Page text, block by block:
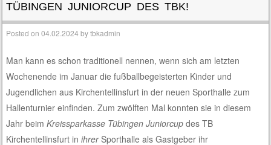
TÜBINGEN JUNIORCUP DES TBK!
Posted on04.02.2024 bytbkadmin
Man kann es schon traditionell nennen, wenn sich am letzten
Wochenende im Januar die fußballbegeisterten Kinder und
Jugendlichen aus Kirchentellinsfurt in der neuen Sporthalle zum
Hallenturnier einfinden. Zum zwölften Mal konnten sie in diesem
Jahr beimKreissparkasse Tübingen Juniorcup des TB
Kirchentellinsfurt inihrerSporthalle als Gastgeber ihr